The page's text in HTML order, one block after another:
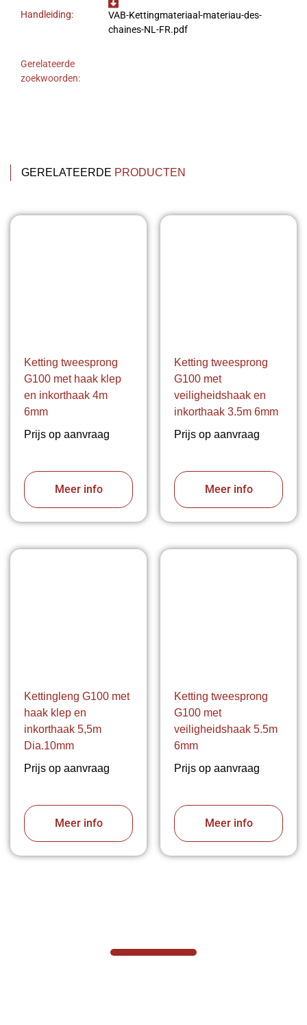
Handleiding:
VAB-Kettingmateriaal-materiau-des-
chaines-NL-FR.pdf
Gerelateerde
zoekwoorden:
GERELATEERDE PRODUCTEN
Ketting tweesprong
G100 met haak klep
en inkorthaak 4m
6mm
Prijs op aanvraag
Meer info
Ketting tweesprong
G100 met
veiligheidshaak en
inkorthaak 3.5m 6mm
Prijs op aanvraag
Meer info
Kettingleng G100 met
haak klep en
inkorthaak 5,5m
Dia.10mm
Prijs op aanvraag
Meer info
Ketting tweesprong
G100 met
veiligheidshaak 5.5m
6mm
Prijs op aanvraag
Meer info